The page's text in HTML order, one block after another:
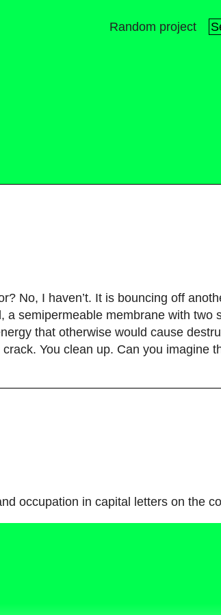
Random project
r? No, I haven’t. It is bouncing off anoth
, a semipermeab e membrane with two
nergy that otherwise wou d cause destru
crack. You c ean up. Can you imagine t
nd occupation in capita etters on the co